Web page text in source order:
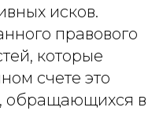
исков.
правового
которые
счете это
обращающихся в